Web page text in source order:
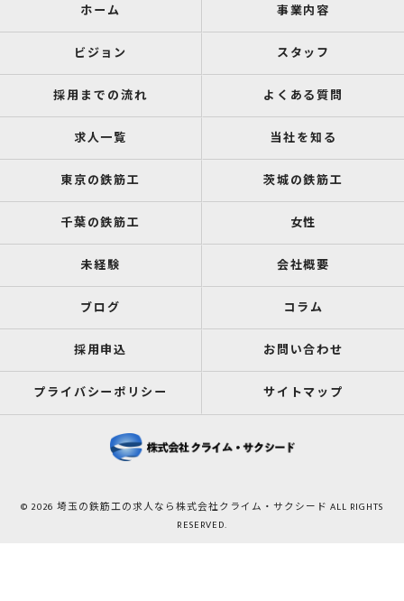
ホーム 事業内容
ビジョン スタッフ
採用までの流れ よくある質問
求人一覧 当社を知る
東京の鉄筋工 茨城の鉄筋工
千葉の鉄筋工 女性
未経験 会社概要
ブログ コラム
採用申込 お問い合わせ
プライバシーポリシー サイトマップ
© 2026 埼玉の鉄筋工の求人なら株式会社クライム・サクシード ALL RIGHTS
RESERVED.